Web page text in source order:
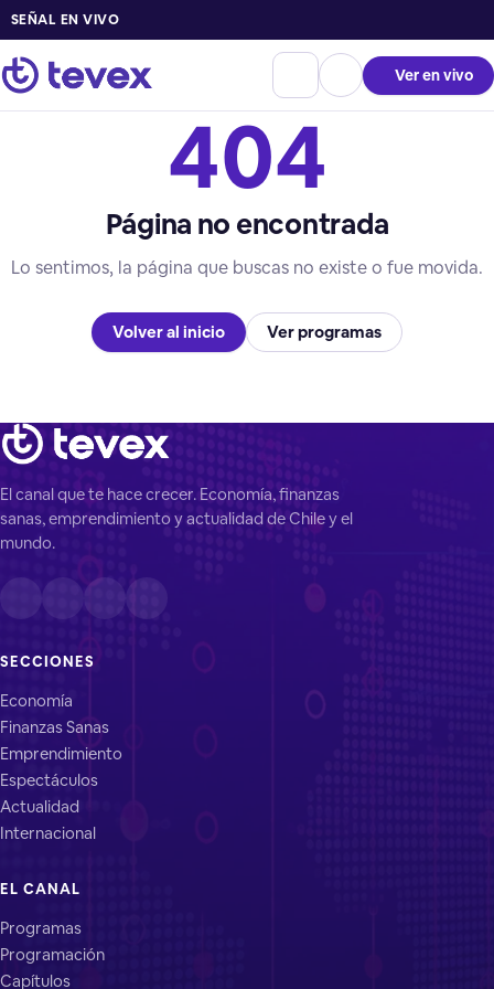
SEÑAL EN VIVO
Ver en vivo
404
Página no encontrada
Lo sentimos, la página que buscas no existe o fue movida.
Volver al inicio Ver programas
El canal que te hace crecer. Economía, finanzas
sanas, emprendimiento y actualidad de Chile y el
mundo.
SECCIONES
Economía
Finanzas Sanas
Emprendimiento
Espectáculos
Actualidad
Internacional
EL CANAL
Programas
Programación
Capítulos